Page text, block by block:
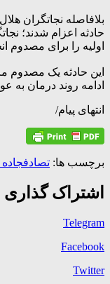
بلافاصله نجاتگران
حادثه اعزام شدند؛
اولیه را برای مصدوم
این حادثه یک مصدوم
ادامه روند درمان به
انتهای پیام/
برچسب ها: تصادفجاده
اشتراک گذاری
Telegram
Facebook
Twitter